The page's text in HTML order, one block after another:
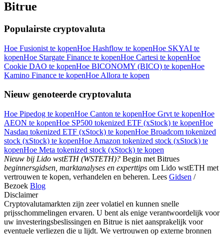
Bitrue
Populairste cryptovaluta
Hoe Fusionist te kopenHoe Hashflow te kopenHoe SKYAI te
kopenHoe Stargate Finance te kopenHoe Cartesi te kopenHoe
Cookie DAO te kopenHoe BICONOMY (BICO) te kopenHoe
Kamino Finance te kopenHoe Allora te kopen
Nieuw genoteerde cryptovaluta
Hoe Pipedog te kopenHoe Canton te kopenHoe Grvt te kopenHoe
AEON te kopenHoe SP500 tokenized ETF (xStock) te kopenHoe
Nasdaq tokenized ETF (xStock) te kopenHoe Broadcom tokenized
stock (xStock) te kopenHoe Amazon tokenized stock (xStock) te
kopenHoe Meta tokenized stock (xStock) te kopen
Nieuw bij Lido wstETH (WSTETH)? Begin met Bitrues
beginnersgidsen, marktanalyses en experttips om Lido wstETH met
vertrouwen te kopen, verhandelen en beheren. Lees Gidsen /
Bezoek Blog
Disclaimer
Cryptovalutamarkten zijn zeer volatiel en kunnen snelle
prijsschommelingen ervaren. U bent als enige verantwoordelijk voor
uw investeringsbeslissingen en Bitrue is niet aansprakelijk voor
eventuele verliezen die u lijdt. We vertrouwen op externe bronnen